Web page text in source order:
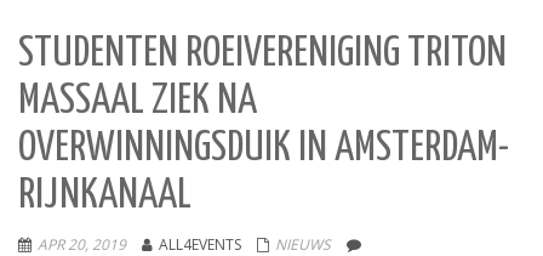
STUDENTEN ROEIVERENIGING TRITON
MASSAAL ZIEK NA
OVERWINNINGSDUIK IN AMSTERDAM-
RIJNKANAAL
APR 20, 2019 ALL4EVENTS NIEUWS